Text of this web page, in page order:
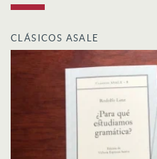
CLÁSICOS ASALE